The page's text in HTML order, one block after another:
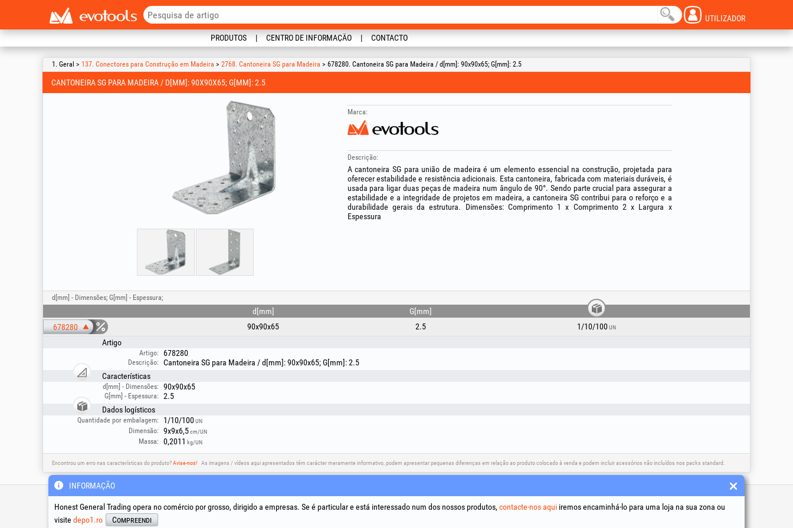
UTILIZADOR
PRODUTOS CENTRO DE INFORMAÇÃO CONTACTO
1. Geral > 137. Conectores para Construção em Madeira > 2768. Cantoneira SG para Madeira > 678280. Cantoneira SG para Madeira / d[mm]: 90x90x65; G[mm]: 2.5
CANTONEIRA SG PARA MADEIRA / D[MM]: 90X90X65; G[MM]: 2.5
Marca:
Descrição:
A cantoneira SG para união de madeira é um elemento essencial na construção, projetada para
oferecer estabilidade e resistência adicionais. Esta cantoneira, fabricada com materiais duráveis, é
usada para ligar duas peças de madeira num ângulo de 90°. Sendo parte crucial para assegurar a
estabilidade e a integridade de projetos em madeira, a cantoneira SG contribui para o reforço e a
durabilidade gerais da estrutura. Dimensões: Comprimento 1 x Comprimento 2 x Largura x
Espessura
d[mm] - Dimensões; G[mm] - Espessura;
d[mm]
G[mm]
678280
90x90x65 2.5 1/10/100UN
Artigo
Artigo: 678280
Descrição:
Cantoneira SG para Madeira / d[mm]: 90x90x65; G[mm]: 2.5
Características
d[mm] - Dimensões: 90x90x65
G[mm] - Espessura:
2.5
Dados logísticos
Quantidade por embalagem: 1/10/100UN
Dimensão: 9x9x6,5cm/UN
Massa: 0,2011 kg/UN
Encontrou um erro nas características do produto?Avise-nos! As imagens / vídeos aqui apresentados têm carácter meramente informativo, podem apresentar pequenas diferenças em relação ao produto colocado à venda e podem incluir acessórios não incluídos nos packs standard.
Linha de apoio técnico &
assistência
Redes sociais Resolução de litígios Ligações úteis
INFORMAÇÃO
Honest General Trading opera no comércio por grosso, dirigido a empresas. Se é particular e está interessado num dos nossos produtos, contacte-nos aqui iremos encaminhá-lo para uma loja na sua zona ou
visite depo1.ro Compreendi